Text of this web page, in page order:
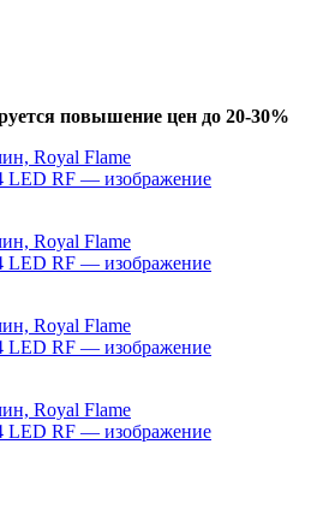
повышение цен до 20-30%